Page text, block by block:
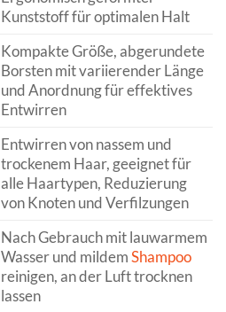
Kunststoff für optimalen Halt
Kompakte Größe, abgerundete
Borsten mit variierender Länge
und Anordnung für effektives
Entwirren
Entwirren von nassem und
trockenem Haar, geeignet für
alle Haartypen, Reduzierung
von Knoten und Verfilzungen
Nach Gebrauch mit lauwarmem
Wasser und mildemShampoo
reinigen, an der Luft trocknen
lassen